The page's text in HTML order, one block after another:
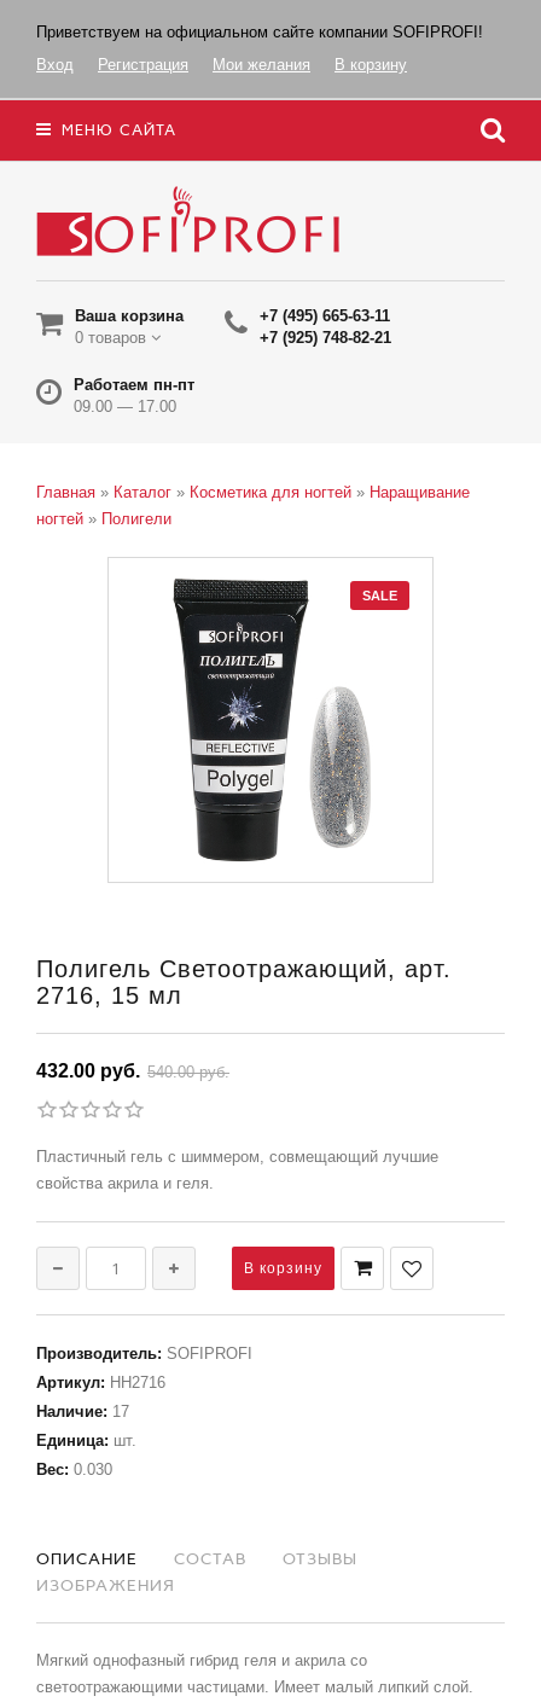
Приветствуем на официальном сайте компании SOFIPROFI!
Вход
Регистрация Мои желания В корзину
МЕНЮ САЙТА
Ваша корзина
0 товаров
+7 (495) 665-63-11
+7 (925) 748-82-21
Работаем пн-пт
09.00 — 17.00
Главная » Каталог » Косметика для ногтей » Наращивание
ногтей » Полигели
SALE
Полигель Светоотражающий, арт.
2716, 15 мл
432.00 руб. 540.00 руб.
Пластичный гель с шиммером, совмещающий лучшие
свойства акрила и геля.
Производитель: SOFIPROFI
Артикул: НН2716
Наличие: 17
Единица: шт.
Вес: 0.030
ОПИСАНИЕ СОСТАВ
ОТЗЫВЫ
ИЗОБРАЖЕНИЯ
Мягкий однофазный гибрид геля и акрила со
светоотражающими частицами. Имеет малый липкий слой.